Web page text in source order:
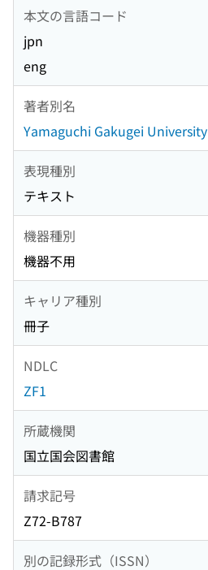
本文の言語コード
jpn
eng
著者別名
Yamaguchi Gakugei University
表現種別
テキスト
機器種別
機器不用
キャリア種別
冊子
NDLC
ZF1
所蔵機関
国立国会図書館
請求記号
Z72-B787
別の記録形式（ISSN）